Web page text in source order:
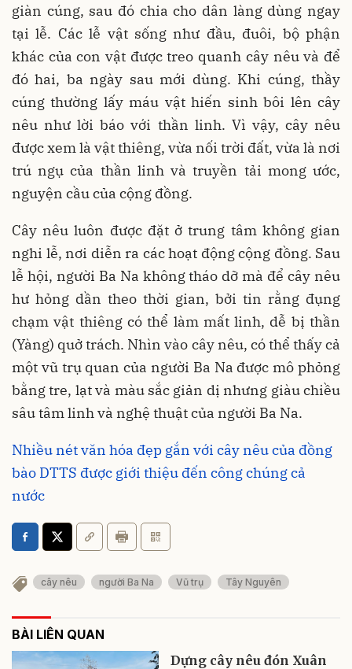
giàn cúng, sau đó chia cho dân làng dùng ngay
tại lễ. Các lễ vật sống như đầu, đuôi, bộ phận
khác của con vật được treo quanh cây nêu và để
đó hai, ba ngày sau mới dùng. Khi cúng, thầy
cúng thường lấy máu vật hiến sinh bôi lên cây
nêu như lời báo với thần linh. Vì vậy, cây nêu
được xem là vật thiêng, vừa nối trời đất, vừa là nơi
trú ngụ của thần linh và truyền tải mong ước,
nguyện cầu của cộng đồng.
Cây nêu luôn được đặt ở trung tâm không gian
nghi lễ, nơi diễn ra các hoạt động cộng đồng. Sau
lễ hội, người Ba Na không tháo dỡ mà để cây nêu
hư hỏng dần theo thời gian, bởi tin rằng đụng
chạm vật thiêng có thể làm mất linh, dễ bị thần
(Yàng) quở trách. Nhìn vào cây nêu, có thể thấy cả
một vũ trụ quan của người Ba Na được mô phỏng
bằng tre, lạt và màu sắc giản dị nhưng giàu chiều
sâu tâm linh và nghệ thuật của người Ba Na.
Nhiều nét văn hóa đẹp gắn với cây nêu của đồng
bào DTTS được giới thiệu đến công chúng cả
nước
cây nêu người Ba Na Vũ trụ Tây Nguyên
BÀI LIÊN QUAN
Dựng cây nêu đón Xuân